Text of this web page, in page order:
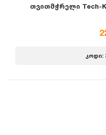
თვითმჭრელი Tech-
კოდი: